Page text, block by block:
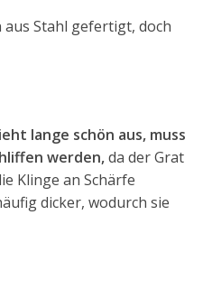
Stahl gefertigt, doch
lange schön aus, muss
werden,da der Grat
Klinge an Schärfe
dicker, wodurch sie